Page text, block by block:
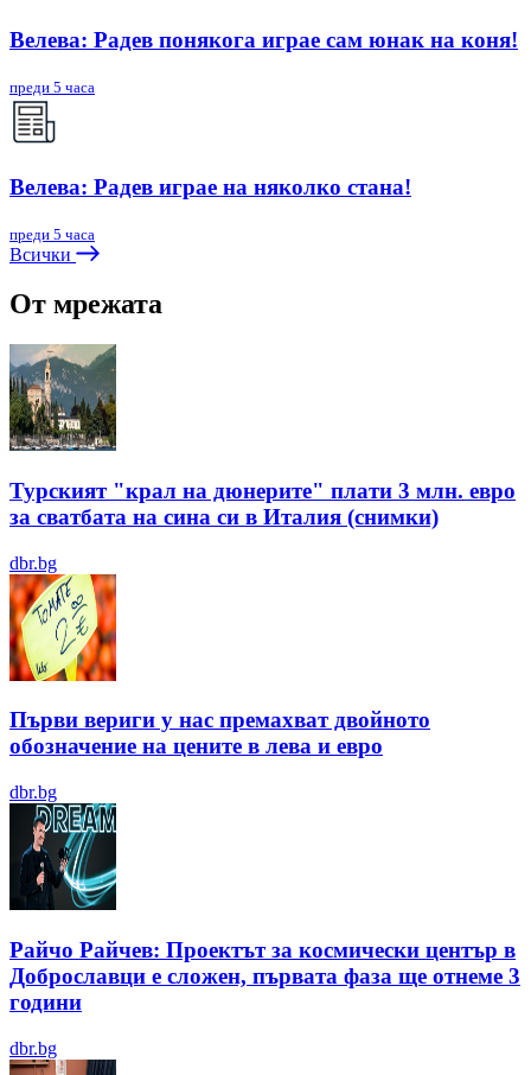
Велева: Радев понякога играе сам юнак на коня!
преди 5 часа
Велева: Радев играе на няколко стана!
преди 5 часа
Всички
От мрежата
Турският "крал на дюнерите" плати 3 млн. евро
за сватбата на сина си в Италия (снимки)
dbr.bg
Първи вериги у нас премахват двойното
обозначение на цените в лева и евро
dbr.bg
Райчо Райчев: Проектът за космически център в
Доброславци е сложен, първата фаза ще отнеме 3
години
dbr.bg